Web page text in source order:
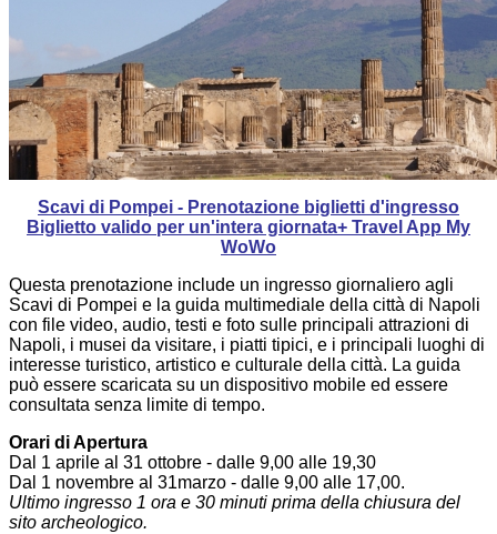
Scavi di Pompei - Prenotazione biglietti d'ingresso
Biglietto valido per un'intera giornata+ Travel App My
WoWo
Questa prenotazione include un ingresso giornaliero agli
Scavi di Pompei e la guida multimediale della città di Napoli
con file video, audio, testi e foto sulle principali attrazioni di
Napoli, i musei da visitare, i piatti tipici, e i principali luoghi di
interesse turistico, artistico e culturale della città. La guida
può essere scaricata su un dispositivo mobile ed essere
consultata senza limite di tempo.
Orari di Apertura
Dal 1 aprile al 31 ottobre - dalle 9,00 alle 19,30
Dal 1 novembre al 31marzo - dalle 9,00 alle 17,00.
Ultimo ingresso 1 ora e 30 minuti prima della chiusura del
sito archeologico.